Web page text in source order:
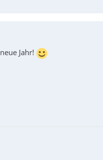
Jahr!